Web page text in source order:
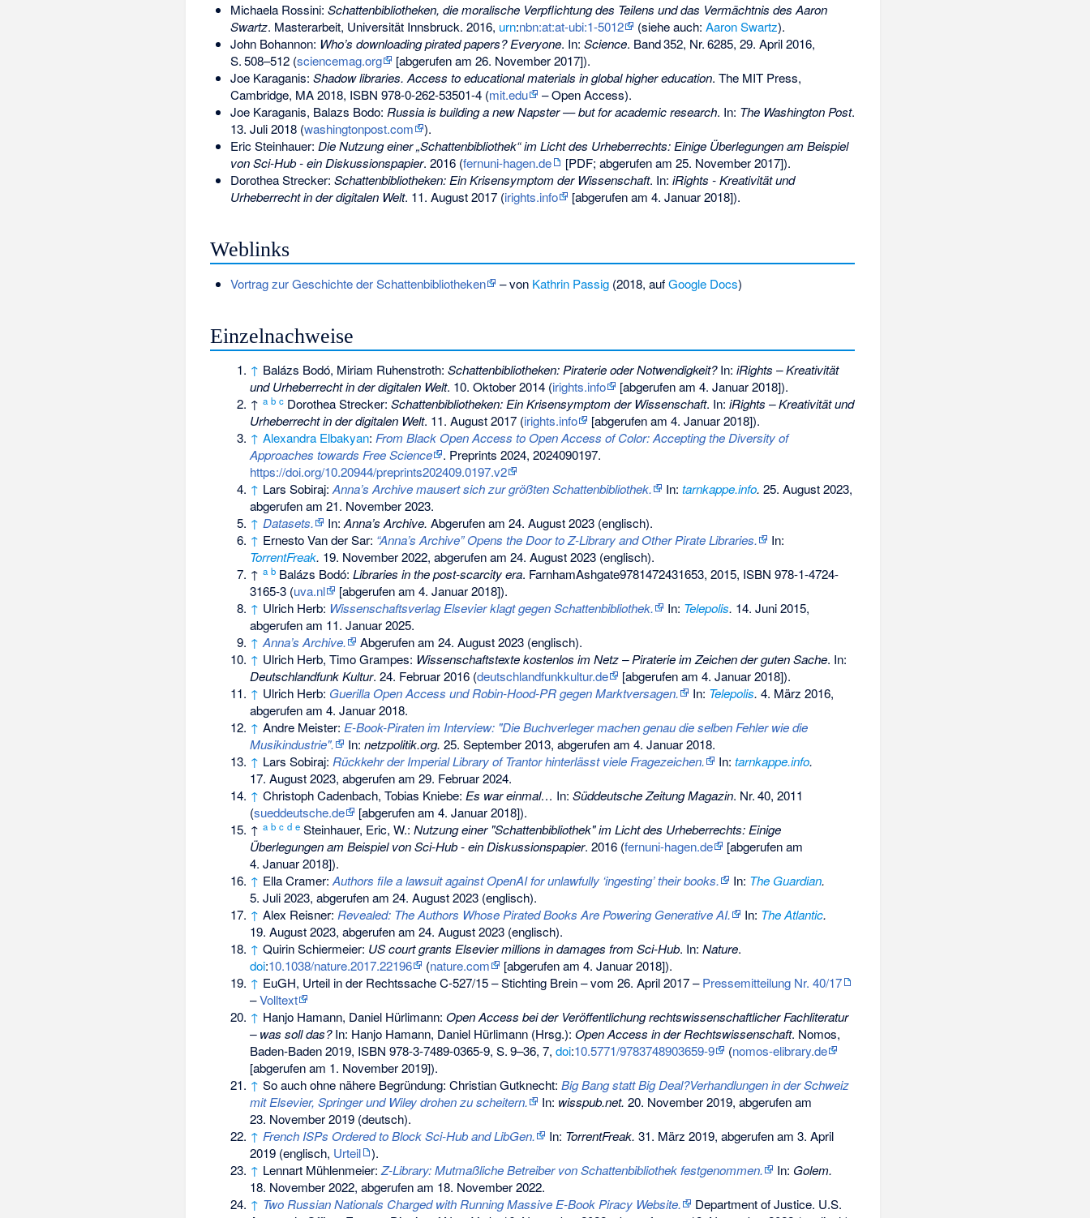
Michaela Rossini: Schattenbibliotheken, die moralische Verpflichtung des Teilens und das Vermächtnis des Aaron
Swartz. Masterarbeit, Universität Innsbruck. 2016, urn:nbn:at:at-ubi:1-5012 (siehe auch: Aaron Swartz).
John Bohannon: Who’s downloading pirated papers? Everyone. In: Science. Band352, Nr.6285, 29. April 2016,
S.508–512(sciencemag.org
[abgerufen am 26. November 2017]).
Joe Karaganis: Shadow libraries. Access to educational materials in global higher education. The MIT Press,
Cambridge, MA 2018, ISBN 978-0-262-53501-4(mit.edu
– Open Access).
Joe Karaganis, Balazs Bodo: Russia is building a new Napster — but for academic research. In: The Washington Post.
13. Juli 2018 (washingtonpost.com
).
Eric Steinhauer: Die Nutzung einer „Schattenbibliothek“ im Licht des Urheberrechts: Einige Überlegungen am Beispiel
von Sci-Hub - ein Diskussionspapier. 2016 (fernuni-hagen.de
[PDF; abgerufen am 25. November 2017]).
Dorothea Strecker: Schattenbibliotheken: Ein Krisensymptom der Wissenschaft. In: iRights - Kreativität und
Urheberrecht in der digitalen Welt. 11. August 2017 (irights.info [abgerufen am 4. Januar 2018]).
Weblinks
Vortrag zur Geschichte der Schattenbibliotheken – von Kathrin Passig(2018, aufGoogle Docs)
Einzelnachweise
↑ Balázs Bodó, Miriam Ruhenstroth: Schattenbibliotheken: Piraterie oder Notwendigkeit?In: iRights – Kreativität
und Urheberrecht in der digitalen Welt. 10. Oktober 2014 (irights.info
[abgerufen am 4. Januar 2018]).
↑ a b c Dorothea Strecker: Schattenbibliotheken: Ein Krisensymptom der Wissenschaft. In: iRights – Kreativität und
Urheberrecht in der digitalen Welt. 11. August 2017 (irights.info
[abgerufen am 4. Januar 2018]).
↑ Alexandra Elbakyan: From Black Open Access to Open Access of Color: Accepting the Diversity of
Approaches towards Free Science
. Preprints 2024, 2024090197.
https://doi.org/10.20944/preprints202409.0197.v2
↑ Lars Sobiraj:Anna’s Archive mausert sich zur größten Schattenbibliothek. In: tarnkappe.info. 25. August 2023,
abgerufen am 21. November 2023.
↑ Datasets. In:Anna’s Archive. Abgerufen am 24. August 2023 (englisch).
↑ Ernesto Van der Sar: “Anna’s Archive” Opens the Door to Z-Library and Other Pirate Libraries.
In:
TorrentFreak. 19. November 2022, abgerufen am 24. August 2023 (englisch).
↑ a b Balázs Bodó: Libraries in the post-scarcity era. FarnhamAshgate9781472431653, 2015, ISBN 978-1-4724-
3165-3 (uva.nl
[abgerufen am 4. Januar 2018]).
↑ Ulrich Herb: Wissenschaftsverlag Elsevier klagt gegen Schattenbibliothek. In: Telepolis. 14. Juni 2015,
abgerufen am 11. Januar 2025.
↑ Anna’s Archive. Abgerufen am 24. August 2023 (englisch).
↑ Ulrich Herb, Timo Grampes: Wissenschaftstexte kostenlos im Netz – Piraterie im Zeichen der guten Sache. In:
Deutschlandfunk Kultur. 24. Februar 2016 (deutschlandfunkkultur.de
[abgerufen am 4. Januar 2018]).
↑ Ulrich Herb: Guerilla Open Access und Robin-Hood-PR gegen Marktversagen. In: Telepolis. 4. März 2016,
abgerufen am 4. Januar 2018.
↑ Andre Meister: E-Book-Piraten im Interview: "Die Buchverleger machen genau die selben Fehler wie die
Musikindustrie".
In: netzpolitik.org. 25. September 2013, abgerufen am 4. Januar 2018.
↑ Lars Sobiraj: Rückkehr der Imperial Library of Trantor hinterlässt viele Fragezeichen. In: tarnkappe.info.
17. August 2023, abgerufen am 29. Februar 2024.
↑ Christoph Cadenbach, Tobias Kniebe: Es war einmal… In: Süddeutsche Zeitung Magazin. Nr.40, 2011
(sueddeutsche.de
[abgerufen am 4. Januar 2018]).
↑ a b c d e Steinhauer, Eric, W.: Nutzung einer "Schattenbibliothek" im Licht des Urheberrechts: Einige
Überlegungen am Beispiel von Sci-Hub - ein Diskussionspapier. 2016 (fernuni-hagen.de
[abgerufen am
4. Januar 2018]).
↑ Ella Cramer:Authors file a lawsuit against OpenAI for unlawfully ‘ingesting’ their books. In: The Guardian.
5. Juli 2023, abgerufen am 24. August 2023 (englisch).
↑ Alex Reisner: Revealed: The Authors Whose Pirated Books Are Powering Generative AI. In: The Atlantic.
19. August 2023, abgerufen am 24. August 2023 (englisch).
↑ Quirin Schiermeier: US court grants Elsevier millions in damages from Sci-Hub. In: Nature.
doi:10.1038/nature.2017.22196 (nature.com
[abgerufen am 4. Januar 2018]).
↑ EuGH, Urteil in der Rechtssache C-527/15 – Stichting Brein – vom 26. April 2017 –Pressemitteilung Nr. 40/17
–Volltext
↑ Hanjo Hamann, Daniel Hürlimann: Open Access bei der Veröffentlichung rechtswissenschaftlicher Fachliteratur
– was soll das?In: Hanjo Hamann, Daniel Hürlimann (Hrsg.): Open Access in der Rechtswissenschaft. Nomos,
Baden-Baden 2019, ISBN 978-3-7489-0365-9, S.9–36, 7,doi:10.5771/9783748903659-9 (nomos-elibrary.de
[abgerufen am 1. November 2019]).
↑ So auch ohne nähere Begründung: Christian Gutknecht: Big Bang statt Big Deal?Verhandlungen in der Schweiz
mit Elsevier, Springer und Wiley drohen zu scheitern.
In: wisspub.net. 20. November 2019, abgerufen am
23. November 2019 (deutsch).
↑ French ISPs Ordered to Block Sci-Hub and LibGen. In: TorrentFreak. 31. März 2019, abgerufen am 3. April
2019 (englisch, Urteil
).
↑ Lennart Mühlenmeier:Z-Library: Mutmaßliche Betreiber von Schattenbibliothek festgenommen. In: Golem.
18. November 2022, abgerufen am 18. November 2022.
↑ Two Russian Nationals Charged with Running Massive E-Book Piracy Website.
Department of Justice. U.S.